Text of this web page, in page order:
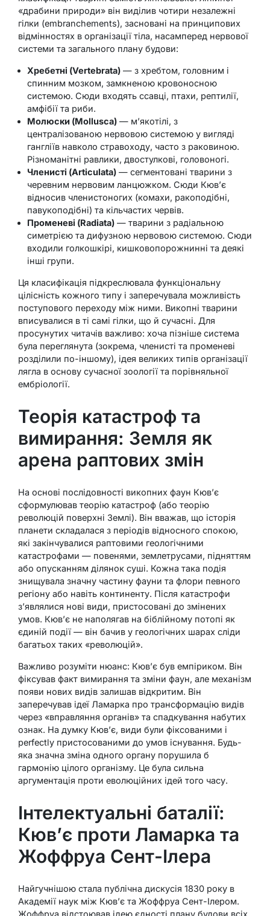
«драбини природи» він виділив чотири незалежні
гілки (embranchements), засновані на принципових
відмінностях в організації тіла, насамперед нервової
системи та загального плану будови:
Хребетні (Vertebrata) — з хребтом, головним і
спинним мозком, замкненою кровоносною
системою. Сюди входять ссавці, птахи, рептилії,
амфібії та риби.
Молюски (Mollusca) — м’якотілі, з
централізованою нервовою системою у вигляді
гангліїв навколо стравоходу, часто з раковиною.
Різноманітні равлики, двостулкові, головоногі.
Членисті (Articulata) — сегментовані тварини з
черевним нервовим ланцюжком. Сюди Кюв’є
відносив членистоногих (комахи, ракоподібні,
павукоподібні) та кільчастих червів.
Променеві (Radiata) — тварини з радіальною
симетрією та дифузною нервовою системою. Сюди
входили голкошкірі, кишковопорожнинні та деякі
інші групи.
Ця класифікація підкреслювала функціональну
цілісність кожного типу і заперечувала можливість
поступового переходу між ними. Викопні тварини
вписувалися в ті самі гілки, що й сучасні. Для
просунутих читачів важливо: хоча пізніше система
була переглянута (зокрема, членисті та променеві
розділили по-іншому), ідея великих типів організації
лягла в основу сучасної зоології та порівняльної
ембріології.
Теорія катастроф та
вимирання: Земля як
арена раптових змін
На основі послідовності викопних фаун Кюв’є
сформулював теорію катастроф (або теорію
революцій поверхні Землі). Він вважав, що історія
планети складалася з періодів відносного спокою,
які закінчувалися раптовими геологічними
катастрофами — повенями, землетрусами, підняттям
або опусканням ділянок суші. Кожна така подія
знищувала значну частину фауни та флори певного
регіону або навіть континенту. Після катастрофи
з’являлися нові види, пристосовані до змінених
умов. Кюв’є не наполягав на біблійному потопі як
єдиній події — він бачив у геологічних шарах сліди
багатьох таких «революцій».
Важливо розуміти нюанс: Кюв’є був емпіриком. Він
фіксував факт вимирання та зміни фаун, але механізм
появи нових видів залишав відкритим. Він
заперечував ідеї Ламарка про трансформацію видів
через «вправляння органів» та спадкування набутих
ознак. На думку Кюв’є, види були фіксованими і
perfectly пристосованими до умов існування. Будь-
яка значна зміна одного органу порушила б
гармонію цілого організму. Це була сильна
аргументація проти еволюційних ідей того часу.
Інтелектуальні баталії:
Кюв’є проти Ламарка та
Жоффруа Сент-Ілера
Найгучнішою стала публічна дискусія 1830 року в
Академії наук між Кюв’є та Жоффруа Сент-Ілером.
Жоффруа відстоював ідею єдності плану будови всіх